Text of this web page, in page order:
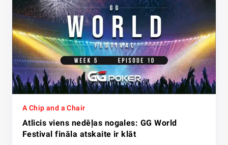
A Chip and a Chair
Atlicis viens nedēļas nogales: GG World
Festival fināla atskaite ir klāt